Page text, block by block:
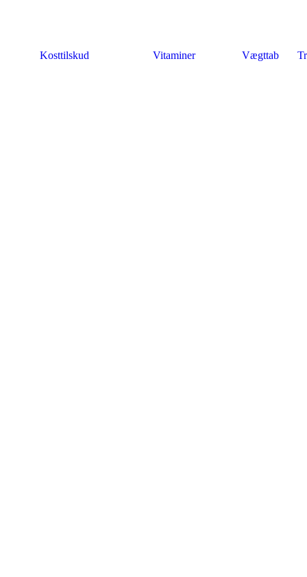
Kosttilskud Vitaminer Vægttab